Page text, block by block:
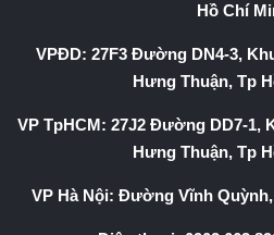
Hồ Chí
VPĐD: 27F3 Đường DN4-3,
Hưng Thuận, Tp
VP TpHCM: 27J2 Đường DD7-1,
Hưng Thuận, Tp
VP Hà Nội: Đường Vĩnh Quỳnh,